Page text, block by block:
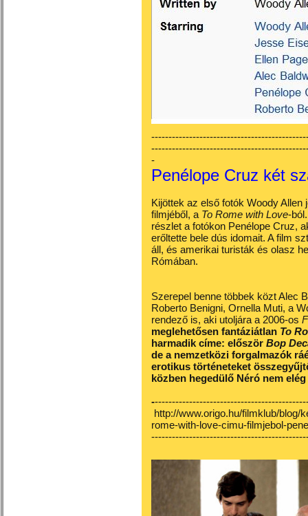
-
Penélope Cruz két
Kijöttek az első fotók Woody
filmjéből, a To Rome with Love-
részlet a fotókon Penélope Cruz,
erőltette bele dús idomait. A film
áll, és amerikai turisták és olasz
Rómában.
Szerepel benne többek közt Alec
Roberto Benigni, Ornella Muti, a
rendező is, aki utoljára a 2006-os
meglehetősen fantáziátlan To
harmadik címe: először Bop
de a nemzetközi forgalmazók
erotikus történeteket
közben hegedülő Néró nem
-
http://www.origo.hu/filmklub/blog/
rome-with-love-cimu-filmjebol-